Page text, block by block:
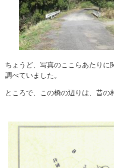
ちょうど、写真のここらあたりに
調べていました。
ところで、この橋の辺りは、昔の